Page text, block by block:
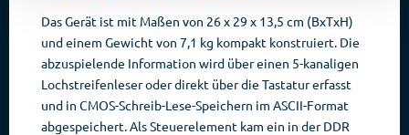
Das Gerät ist mit Maßen von 26 x 29 x 13,5 cm (BxTxH)
und einem Gewicht von 7,1 kg kompakt konstruiert. Die
abzuspielende Information wird über einen 5-kanaligen
Lochstreifenleser oder direkt über die Tastatur erfasst
und in CMOS-Schreib-Lese-Speichern im ASCII-Format
abgespeichert. Als Steuerelement kam ein in der DDR